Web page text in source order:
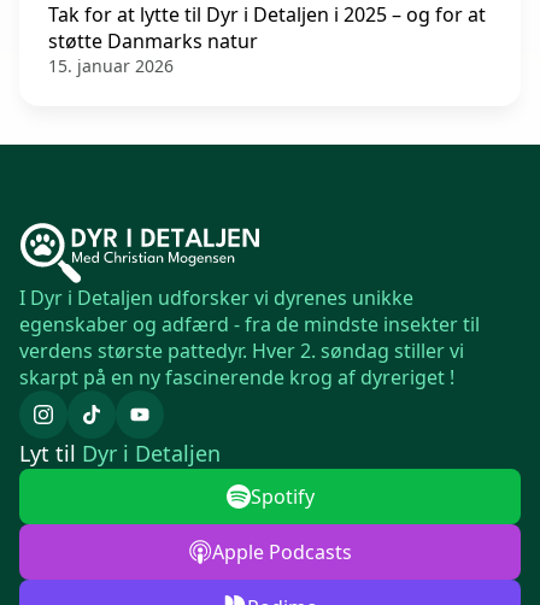
Tak for at lytte til Dyr i Detaljen i 2025 – og for at
støtte Danmarks natur
15. januar 2026
I Dyr i Detaljen udforsker vi dyrenes unikke
egenskaber og adfærd - fra de mindste insekter til
verdens største pattedyr. Hver 2. søndag stiller vi
skarpt på en ny fascinerende krog af dyreriget !
Lyt til Dyr i Detaljen
Spotify
Apple Podcasts